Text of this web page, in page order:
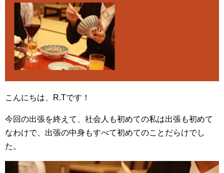
こんにちは、R.Tです！
今回の出張を終えて、社会人も初めての私は出張も初めて
なわけで、出張の中身もすべて初めてのことだらけでし
た。